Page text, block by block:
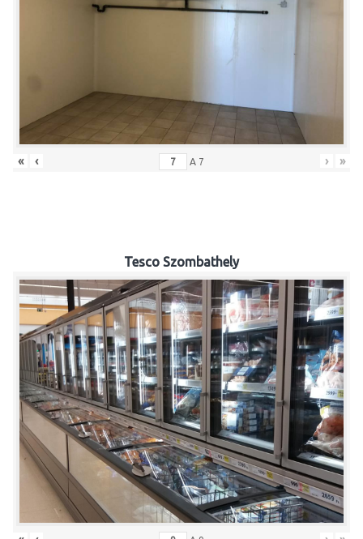
« ‹ A 7 › »
Tesco Szombathely